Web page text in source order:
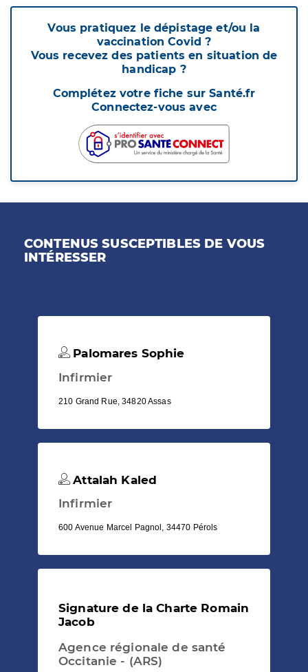
Vous pratiquez le dépistage et/ou la
vaccination Covid ?
Vous recevez des patients en situation de
handicap ?
Complétez votre fiche sur Santé.fr
Connectez-vous avec
CONTENUS SUSCEPTIBLES DE VOUS
INTÉRESSER
Palomares Sophie
Infirmier
210 Grand Rue, 34820 Assas
Attalah Kaled
Infirmier
600 Avenue Marcel Pagnol, 34470 Pérols
Signature de la Charte Romain
Jacob
Agence régionale de santé
Occitanie - (ARS)